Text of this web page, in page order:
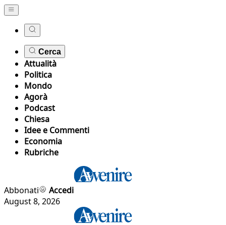
Cerca
Attualità
Politica
Mondo
Agorà
Podcast
Chiesa
Idee e Commenti
Economia
Rubriche
Abbonati
Accedi
August 8, 2026